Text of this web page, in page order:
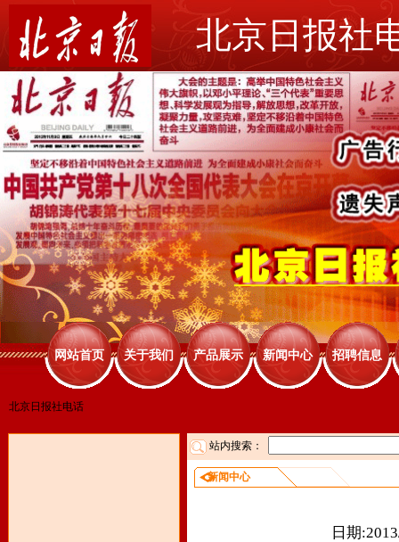
北京日报社
网站首页 关于我们 产品展示 新闻中心 招聘信息
北京日报社电话
站内搜索：
新闻中心
日期